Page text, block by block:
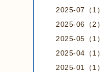
2025-07（1）
2025-06（2）
2025-05（1）
2025-04（1）
2025-01（1）